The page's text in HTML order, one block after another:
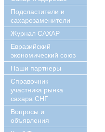
Подсластители и
сахарозаменители
Журнал САХАР
Евразийский
экономический союз
Наши партнеры
Справочник
участника рынка
сахара СНГ
Вопросы и
объявления